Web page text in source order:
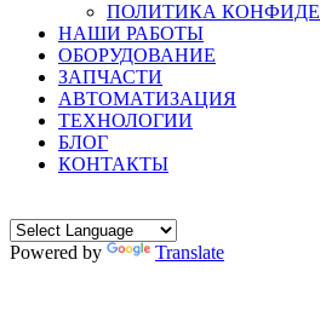
ПОЛИТИКА
НАШИ РАБОТЫ
ОБОРУДОВАНИЕ
ЗАПЧАСТИ
АВТОМАТИЗАЦИЯ
ТЕХНОЛОГИИ
БЛОГ
КОНТАКТЫ
Powered by Translate